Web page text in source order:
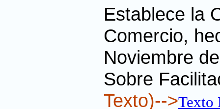
Establece la
Comercio,
Noviembre
Sobre
Texto)-->Texto